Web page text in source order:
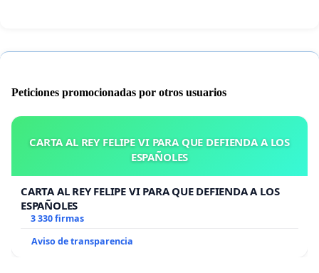
Peticiones promocionadas por otros usuarios
CARTA AL REY FELIPE VI PARA QUE DEFIENDA A LOS
ESPAÑOLES
CARTA AL REY FELIPE VI PARA QUE DEFIENDA A LOS
ESPAÑOLES
3 330 firmas
Aviso de transparencia